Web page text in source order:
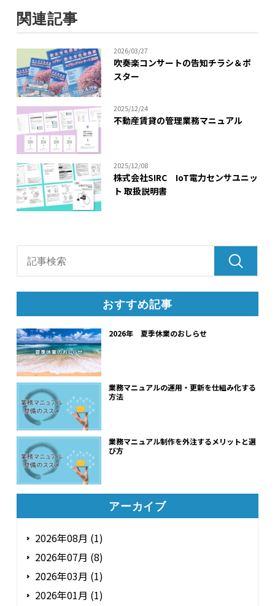
関連記事
2026/03/27
吹奏楽コンサートの告知チラシ＆ポ
スター
2025/12/24
不動産賃貸の管理業務マニュアル
2025/12/08
株式会社SIRC IoT電力センサユニッ
ト 取扱説明書
おすすめ記事
2026年 夏季休業のおしらせ
業務マニュアルの運用・更新を仕組み化する
方法
業務マニュアル制作を外注するメリットと選
び方
アーカイブ
2026年08月 (1)
2026年07月 (8)
2026年03月 (1)
2026年01月 (1)